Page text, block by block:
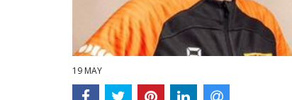
19 MAY